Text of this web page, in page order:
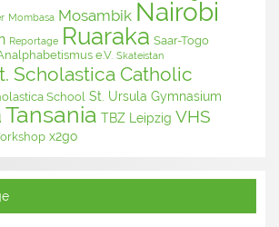
Mombasa Mosambik Nairobi
Reportage Ruaraka Saar-Togo
e.V. Skateistan
Scholastica Catholic
School St. Ursula Gymnasium
Tansania TBZ Leipzig VHS
x2go